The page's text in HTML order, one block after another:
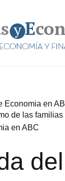
Economia en
de las
en ABC